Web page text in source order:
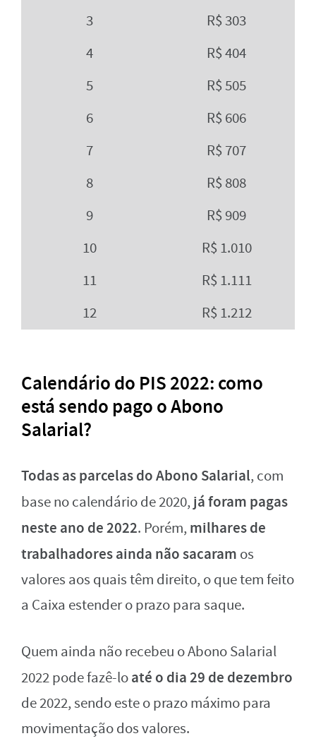
3
R$ 303
4
R$ 404
5
R$ 505
6
R$ 606
7
R$ 707
8
R$ 808
9
R$ 909
10
R$ 1.010
11
R$ 1.111
12
R$ 1.212
Calendário do PIS 2022: como
está sendo pago o Abono
Salarial?
Todas as parcelas do Abono Salarial, com
base no calendário de 2020, já foram pagas
neste ano de 2022. Porém, milhares de
trabalhadores ainda não sacaram os
valores aos quais têm direito, o que tem feito
a Caixa estender o prazo para saque.
Quem ainda não recebeu o Abono Salarial
2022 pode fazê-loaté o dia 29 de dezembro
de 2022, sendo este o prazo máximo para
movimentação dos valores.